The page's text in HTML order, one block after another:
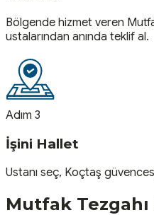
Bölgende hizmet veren
ustalarından anında teklif al.
Adım 3
İşini Hallet
Ustanı seç, Koçtaş
Mutfak Tezgahı